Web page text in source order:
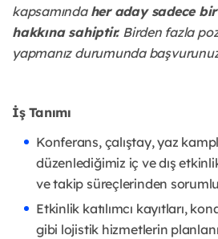
kapsamında her aday sadece
hakkına sahiptir. Birden fazla
yapmanız durumunda
İşTanımı
Konferans, çalıştay, yaz
düzenlediğimiz iç ve dış
ve takip süreçlerinden
Etkinlik katılımcı kayıtları,
gibi lojistik hizmetlerin